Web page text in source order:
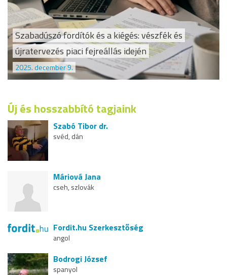
Szabadúszó fordítók és a kiégés: vészfék és
újratervezés piaci fejreállás idején
2025. december 9.
Új és hosszabbító tagjaink
Szabó Tibor dr.
svéd, dán
Máriová Jana
cseh, szlovák
Fordit.hu Szerkesztőség
angol
Bodrogi József
spanyol